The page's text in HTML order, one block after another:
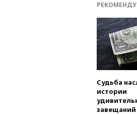
Судьба
истории
завещаний